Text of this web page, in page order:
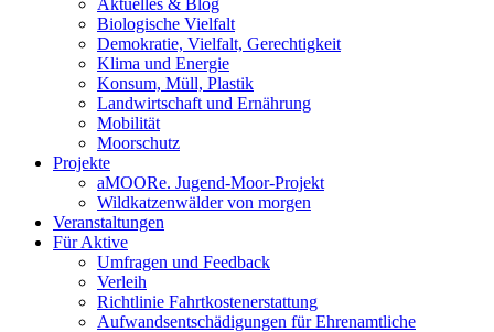
Aktuelles & Blog
Biologische Vielfalt
Demokratie, Vielfalt, Gerechtigkeit
Klima und Energie
Konsum, Müll, Plastik
Landwirtschaft und Ernährung
Mobilität
Moorschutz
Projekte
aMOORe. Jugend-Moor-Projekt
Wildkatzenwälder von morgen
Veranstaltungen
Für Aktive
Umfragen und Feedback
Verleih
Richtlinie Fahrtkostenerstattung
Aufwandsentschädigungen für Ehrenamtliche